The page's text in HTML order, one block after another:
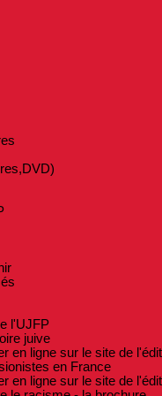
l'UJFP
juive
en ligne sur le site de
en France
en ligne sur le site de